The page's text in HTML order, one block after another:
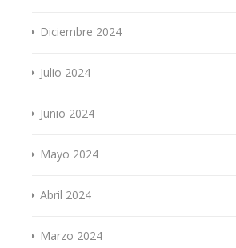
Diciembre 2024
Julio 2024
Junio 2024
Mayo 2024
Abril 2024
Marzo 2024